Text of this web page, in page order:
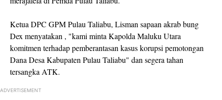
Ketua DPC GPM Pulau Taliabu, Lisman sapaan akrab bung
Dex menyatakan , "kami minta Kapolda Maluku Utara
komitmen terhadap pemberantasan kasus korupsi pemotongan
Dana Desa Kabupaten Pulau Taliabu" dan segera tahan
tersangka ATK.
ADVERTISEMENT